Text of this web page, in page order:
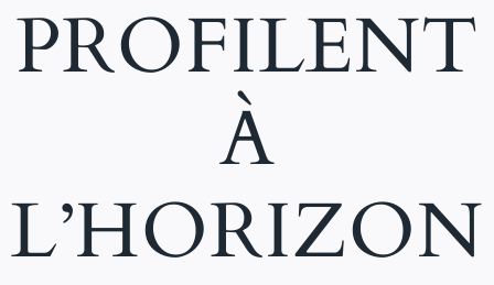
PROFILENT
À
L’HORIZON